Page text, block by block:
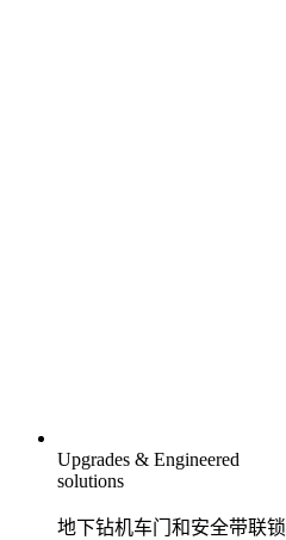
Upgrades & Engineered
solutions
地下钻机车门和安全带联锁